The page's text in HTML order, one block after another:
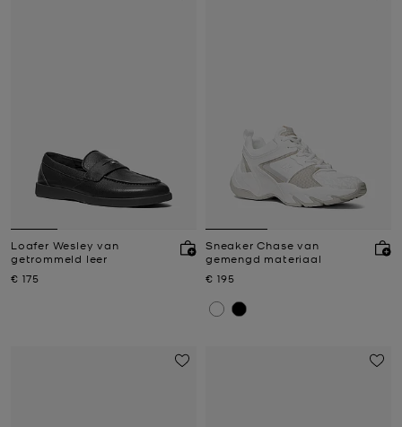
Loafer Wesley van
getrommeld leer
Nu
€ 175
Sneaker Chase van
gemengd materiaal
Nu
€ 195